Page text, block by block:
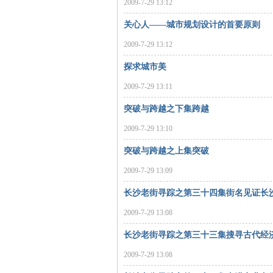
库
2009-7-29 13:12
关心人——城市规划设计的首要原则
2009-7-29 13:12
探求城市美
2009-7-29 13:11
突破与跨越之下集跨越
2009-7-29 13:10
突破与跨越之上集突破
2009-7-29 13:09
长沙老街寻踪之第三十四集街名见证长
2009-7-29 13:08
长沙老街寻踪之第三十三集搜寻古代经
2009-7-29 13:08